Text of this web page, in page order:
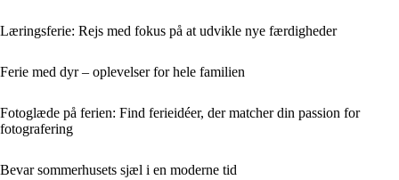
Læringsferie: Rejs med fokus på at udvikle nye færdigheder
Ferie med dyr – oplevelser for hele familien
Fotoglæde på ferien: Find ferieidéer, der matcher din passion for
fotografering
Bevar sommerhusets sjæl i en moderne tid